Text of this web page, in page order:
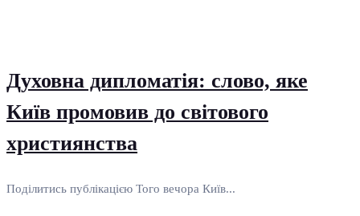
Духовна дипломатія: слово, яке
Київ промовив до світового
християнства
Поділитись публікацією Того вечора Київ...